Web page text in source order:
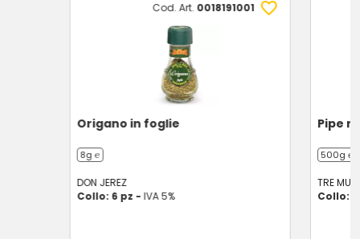
Cod. Art. 0018191001
Origano in foglie
8g ℮
DON JEREZ
Collo: 6 pz - IVA 5%
Pipe
500g ℮
TRE
Collo: